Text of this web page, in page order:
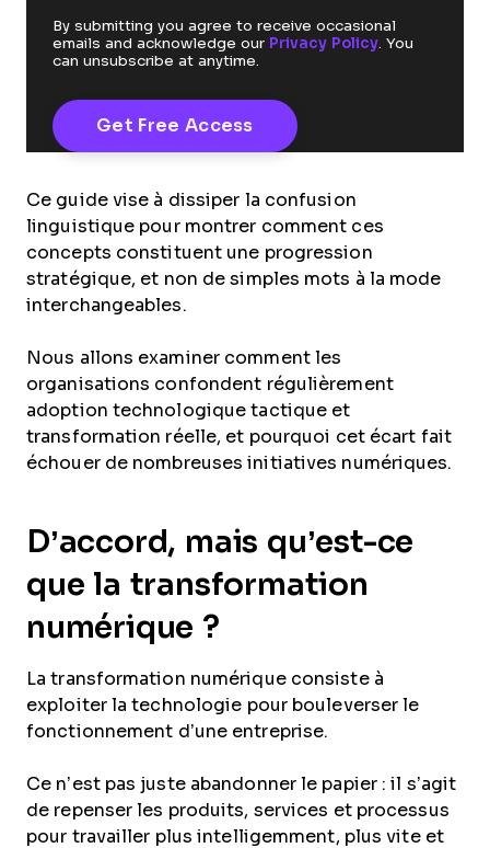
By submitting you agree to receive occasional
emails and acknowledge our Privacy Policy. You
can unsubscribe at anytime.
Ce guide vise à dissiper la confusion
linguistique pour montrer comment ces
concepts constituent une progression
stratégique, et non de simples mots à la mode
interchangeables.
Nous allons examiner comment les
organisations confondent régulièrement
adoption technologique tactique et
transformation réelle, et pourquoi cet écart fait
échouer de nombreuses initiatives numériques.
D’accord, mais qu’est-ce
que la transformation
numérique ?
La transformation numérique consiste à
exploiter la technologie pour bouleverser le
fonctionnement d’une entreprise.
Ce n’est pas juste abandonner le papier : il s’agit
de repenser les produits, services et processus
pour travailler plus intelligemment, plus vite et